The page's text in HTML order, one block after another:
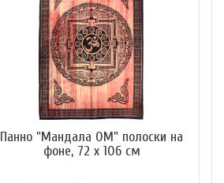
Панно "Мандала ОМ" полоски на
фоне, 72 х 106 см